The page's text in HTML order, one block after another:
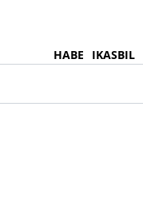
HABE IKASBIL